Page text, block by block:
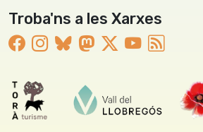
Troba'ns a les Xarxes